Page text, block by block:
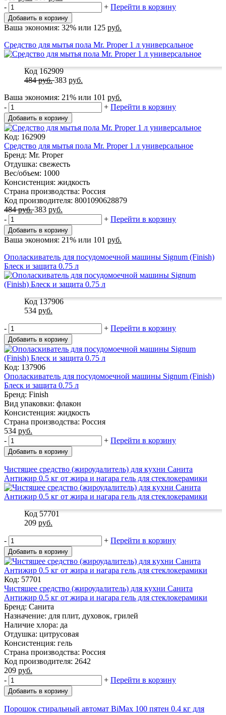
-
+ Перейти в корзину
Добавить в корзину
Ваша экономия: 32% или 125 руб.
Средство для мытья пола Mr. Proper 1 л универсальное
Код 162909
484руб. 383 руб.
Ваша экономия: 21% или 101 руб.
-
+ Перейти в корзину
Добавить в корзину
Код: 162909
Средство для мытья пола Mr. Proper 1 л универсальное
Бренд: Mr. Proper
Отдушка: свежесть
Вес/объем: 1000
Консистенция: жидкость
Страна производства: Россия
Код производителя: 8001090628879
484руб. 383 руб.
-
+ Перейти в корзину
Добавить в корзину
Ваша экономия: 21% или 101 руб.
Ополаскиватель для посудомоечной машины Signum (Finish)
Блеск и защита 0.75 л
Код 137906
534 руб.
- + Перейти в корзину
Добавить в корзину
Код: 137906
Ополаскиватель для посудомоечной машины Signum (Finish)
Блеск и защита 0.75 л
Бренд: Finish
Вид упаковки: флакон
Консистенция: жидкость
Страна производства: Россия
534 руб.
-
+ Перейти в корзину
Добавить в корзину
Чистящее средство (жироудалитель) для кухни Санита
Антижир 0.5 кг от жира и нагара гель для стеклокерамики
Код 57701
209 руб.
- + Перейти в корзину
Добавить в корзину
Код: 57701
Чистящее средство (жироудалитель) для кухни Санита
Антижир 0.5 кг от жира и нагара гель для стеклокерамики
Бренд: Санита
Назначение: для плит, духовок, грилей
Наличие хлора: да
Отдушка: цитрусовая
Консистенция: гель
Страна производства: Россия
Код производителя: 2642
209 руб.
-
+ Перейти в корзину
Добавить в корзину
Порошок стиральный автомат BiMax 100 пятен 0.4 кг для